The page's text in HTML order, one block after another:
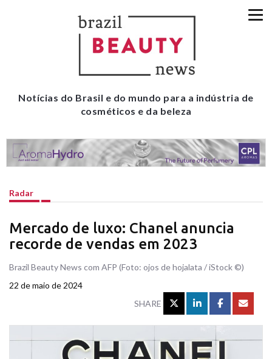
Notícias do Brasil e do mundo para a indústria de
cosméticos e da beleza
Radar
Mercado de luxo: Chanel anuncia
recorde de vendas em 2023
Brazil Beauty News com AFP (Foto: ojos de hojalata / iStock ©)
22 de maio de 2024
SHARE